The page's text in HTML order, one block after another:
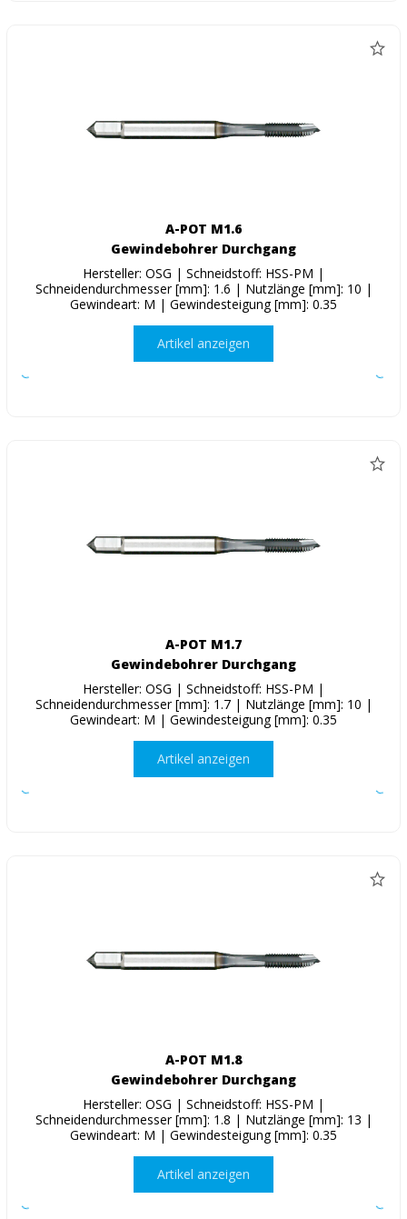
A-POT M1.6
Gewindebohrer Durchgang
Hersteller: OSG | Schneidstoff: HSS-PM |
Schneidendurchmesser [mm]: 1.6 | Nutzlänge [mm]: 10 |
Gewindeart: M | Gewindesteigung [mm]: 0.35
Artikel anzeigen
A-POT M1.7
Gewindebohrer Durchgang
Hersteller: OSG | Schneidstoff: HSS-PM |
Schneidendurchmesser [mm]: 1.7 | Nutzlänge [mm]: 10 |
Gewindeart: M | Gewindesteigung [mm]: 0.35
Artikel anzeigen
A-POT M1.8
Gewindebohrer Durchgang
Hersteller: OSG | Schneidstoff: HSS-PM |
Schneidendurchmesser [mm]: 1.8 | Nutzlänge [mm]: 13 |
Gewindeart: M | Gewindesteigung [mm]: 0.35
Artikel anzeigen